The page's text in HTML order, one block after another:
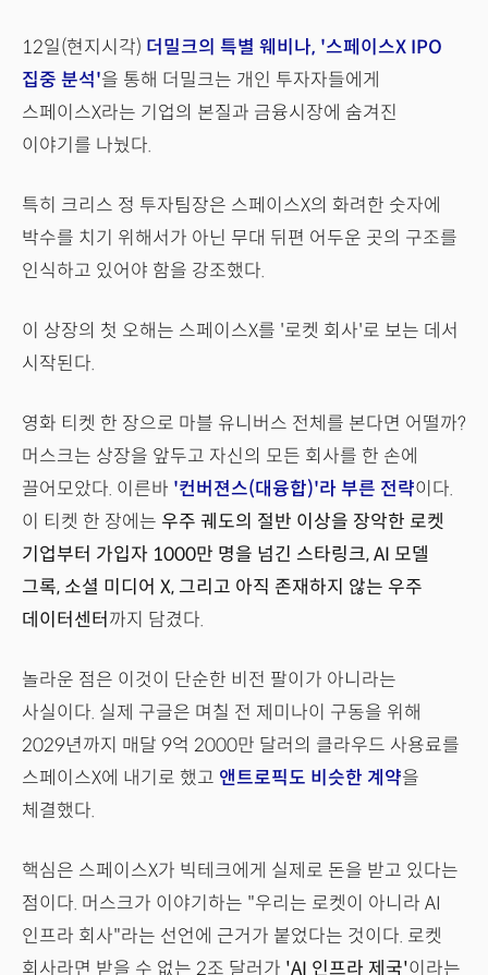
12일(현지시각) 더밀크의 특별 웨비나, '스페이스X IPO
집중 분석'을 통해 더밀크는 개인 투자자들에게
스페이스X라는 기업의 본질과 금융시장에 숨겨진
이야기를 나눴다.
특히 크리스 정 투자팀장은 스페이스X의 화려한 숫자에
박수를 치기 위해서가 아닌 무대 뒤편 어두운 곳의 구조를
인식하고 있어야 함을 강조했다.
이 상장의 첫 오해는 스페이스X를 '로켓 회사'로 보는 데서
시작된다.
영화 티켓 한 장으로 마블 유니버스 전체를 본다면 어떨까?
머스크는 상장을 앞두고 자신의 모든 회사를 한 손에
끌어모았다. 이른바 '컨버젼스(대융합)'라 부른 전략이다.
이 티켓 한 장에는 우주 궤도의 절반 이상을 장악한 로켓
기업부터 가입자 1000만 명을 넘긴 스타링크, AI 모델
그록, 소셜 미디어 X, 그리고 아직 존재하지 않는 우주
데이터센터 까지 담겼다.
놀라운 점은 이것이 단순한 비전 팔이가 아니라는
사실이다. 실제 구글은 며칠 전 제미나이 구동을 위해
2029년까지 매달 9억 2000만 달러의 클라우드 사용료를
스페이스X에 내기로 했고 앤트로픽도 비슷한 계약을
체결했다.
핵심은 스페이스X가 빅테크에게 실제로 돈을 받고 있다는
점이다. 머스크가 이야기하는 "우리는 로켓이 아니라 AI
인프라 회사"라는 선언에 근거가 붙었다는 것이다. 로켓
회사라면 받을 수 없는 2조 달러가 'AI 인프라 제국'이라는